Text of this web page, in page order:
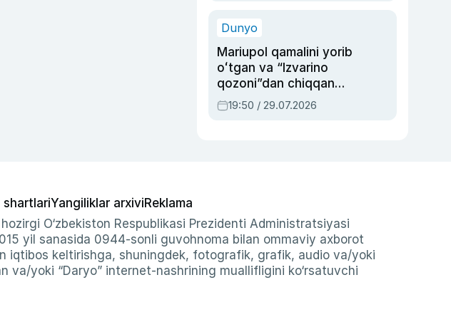
Dunyo
Mariupol qamalini yorib
oʻtgan va “Izvarino
qozoni”dan chiqqan
qahramon — Ukraina
armiyasi bosh
19:50 / 29.07.2026
shartlariYangiliklar arxiviReklama
O‘zbekiston Respublikasi Prezidenti Administratsiyasi
yil sanasida 0944-sonli guvohnoma bilan ommaviy axborot
iqtibos keltirishga, shuningdek, fotografik, grafik, audio va/yoki
va/yoki “Daryo” internet-nashrining muallifligini ko‘rsatuvchi